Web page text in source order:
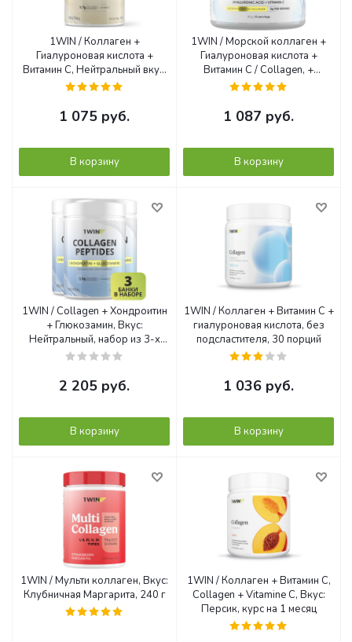
1WIN / Коллаген +
Гиалуроновая кислота +
Витамин С, Нейтральный вкус,
180гр
1 075 руб.
В корзину
1WIN / Морской коллаген +
Гиалуроновая кислота +
Витамин С / Collagen, +
Hyaluronic Acid + Vitamine C,
1 087 руб.
В корзину
1WIN / Collagen + Хондроитин
+ Глюкозамин, Вкус:
Нейтральный, набор из 3-х
банок.
2 205 руб.
В корзину
1WIN / Коллаген + Витамин С +
гиалуроновая кислота, без
подсластителя, 30 порций
1 036 руб.
В корзину
1WIN / Мульти коллаген, Вкус:
Клубничная Маргарита, 240 г
1WIN / Коллаген + Витамин С,
Collagen + Vitamine C, Вкус:
Персик, курс на 1 месяц